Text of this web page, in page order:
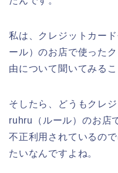
私は、クレジットカー
ール）のお店で使った
由について聞いてみるこ
そしたら、どうもクレ
ruhru（ルール）のお店
不正利用されているの
たいなんですよね。